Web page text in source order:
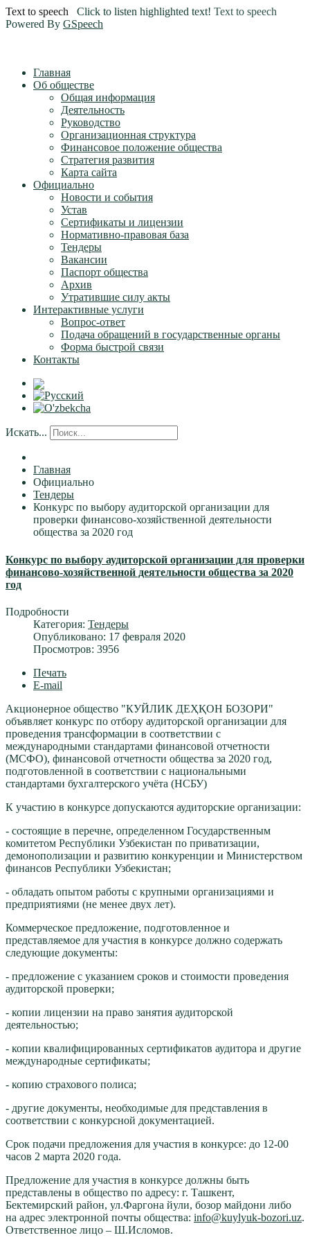
Text to speech Click to listen highlighted text! Text to speech
Powered By GSpeech
Главная
Об обществе
Общая информация
Деятельность
Руководство
Организационная структура
Финансовое положение общества
Стратегия развития
Карта сайта
Официально
Новости и события
Устав
Сертификаты и лицензии
Нормативно-правовая база
Тендеры
Вакансии
Паспорт общества
Архив
Утратившие силу акты
Интерактивные услуги
Вопрос-ответ
Подача обращений в государственные органы
Форма быстрой связи
Контакты
Искать...
Главная
Официально
Тендеры
Конкурс по выбору аудиторской организации для
проверки финансово-хозяйственной деятельности
общества за 2020 год
Конкурс по выбору аудиторской организации для проверки
финансово-хозяйственной деятельности общества за 2020
год
Подробности
Категория: Тендеры
Опубликовано: 17 февраля 2020
Просмотров: 3956
Печать
E-mail
Акционерное общество "КУЙЛИК ДЕҲҚОН БОЗОРИ"
объявляет конкурс по отбору аудиторской организации для
проведения трансформации в соответствии с
международными стандартами финансовой отчетности
(МСФО), финансовой отчетности общества за 2020 год,
подготовленной в соответствии с национальными
стандартами бухгалтерского учёта (НСБУ)
К участию в конкурсе допускаются аудиторские организации:
- состоящие в перечне, определенном Государственным
комитетом Республики Узбекистан по приватизации,
демонополизации и развитию конкуренции и Министерством
финансов Республики Узбекистан;
- обладать опытом работы с крупными организациями и
предприятиями (не менее двух лет).
Коммерческое предложение, подготовленное и
представляемое для участия в конкурсе должно содержать
следующие документы:
- предложение с указанием сроков и стоимости проведения
аудиторской проверки;
- копии лицензии на право занятия аудиторской
деятельностью;
- копии квалифицированных сертификатов аудитора и другие
международные сертификаты;
- копию страхового полиса;
- другие документы, необходимые для представления в
соответствии с конкурсной документацией.
Срок подачи предложения для участия в конкурсе: до 12-00
часов 2 марта 2020 года.
Предложение для участия в конкурсе должны быть
представлены в общество по адресу: г. Ташкент,
Бектемирский район, ул.Фаргона йули, бозор майдони либо
на адрес электронной почты общества: info@kuylyuk-bozori.uz.
Ответственное лицо – Ш.Исломов.